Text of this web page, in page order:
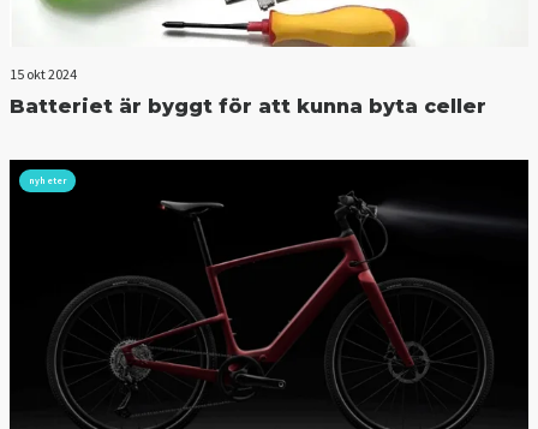
15 okt 2024
Batteriet är byggt för att kunna byta celler
nyheter